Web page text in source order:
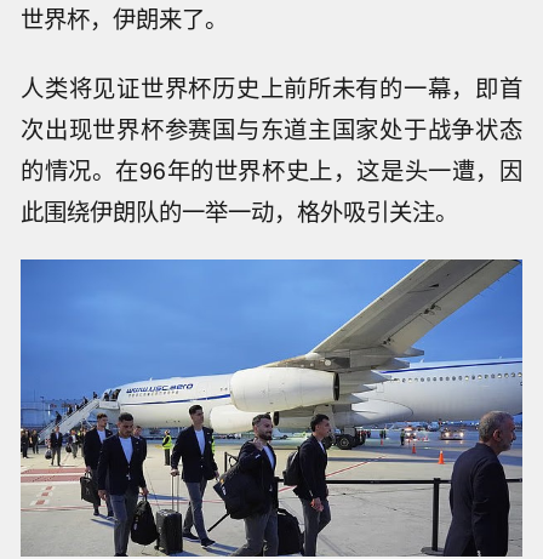
世界杯，伊朗来了。
人类将见证世界杯历史上前所未有的一幕，即首
次出现世界杯参赛国与东道主国家处于战争状态
的情况。在96年的世界杯史上，这是头一遭，因
此围绕伊朗队的一举一动，格外吸引关注。